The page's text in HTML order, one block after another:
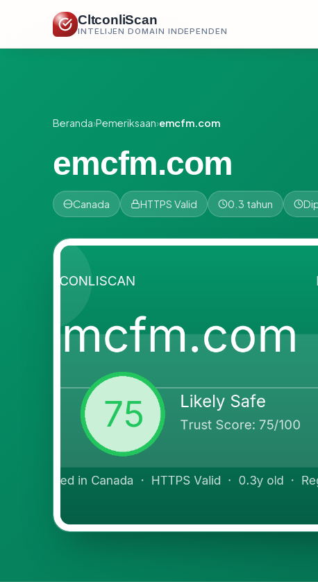
CltconliScan
INTELIJEN DOMAIN INDEPENDEN
Beranda›Pemeriksaan›emcfm.com
emcfm.com
Canada HTTPS Valid 0.3 tahun